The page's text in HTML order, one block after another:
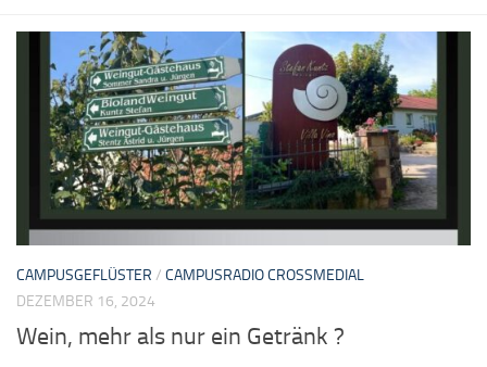
CAMPUSGEFLÜSTER / CAMPUSRADIO CROSSMEDIAL
DEZEMBER 16, 2024
Wein, mehr als nur ein Getränk ?